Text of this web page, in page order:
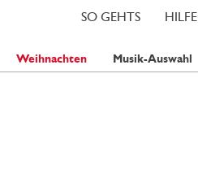
HILFE
SO GEHTS
Weihnachten Musik-Auswahl